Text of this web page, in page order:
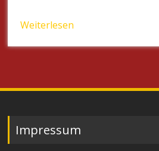
Weiterlesen
Impressum